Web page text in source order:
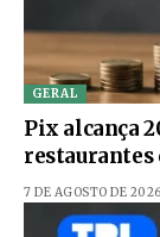
GERAL
Pix alcança
restaurantes
7 DE AGOSTO DE 2026